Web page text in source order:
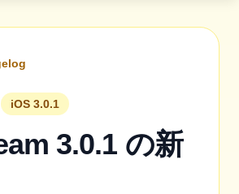
iOS 3.0.1
3.0.1 の新